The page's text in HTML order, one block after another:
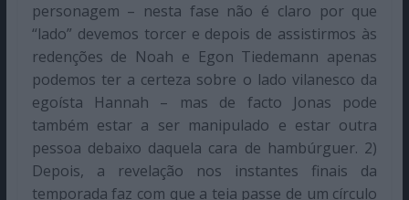
personagem – nesta fase não é claro por que
“lado” devemos torcer e depois de assistirmos às
redenções de Noah e Egon Tiedemann apenas
podemos ter a certeza sobre o lado vilanesco da
egoísta Hannah – mas de facto Jonas pode
também estar a ser manipulado e estar outra
pessoa debaixo daquela cara de hambúrguer. 2)
Depois, a revelação nos instantes finais da
temporada faz com que a teia passe de um círculo